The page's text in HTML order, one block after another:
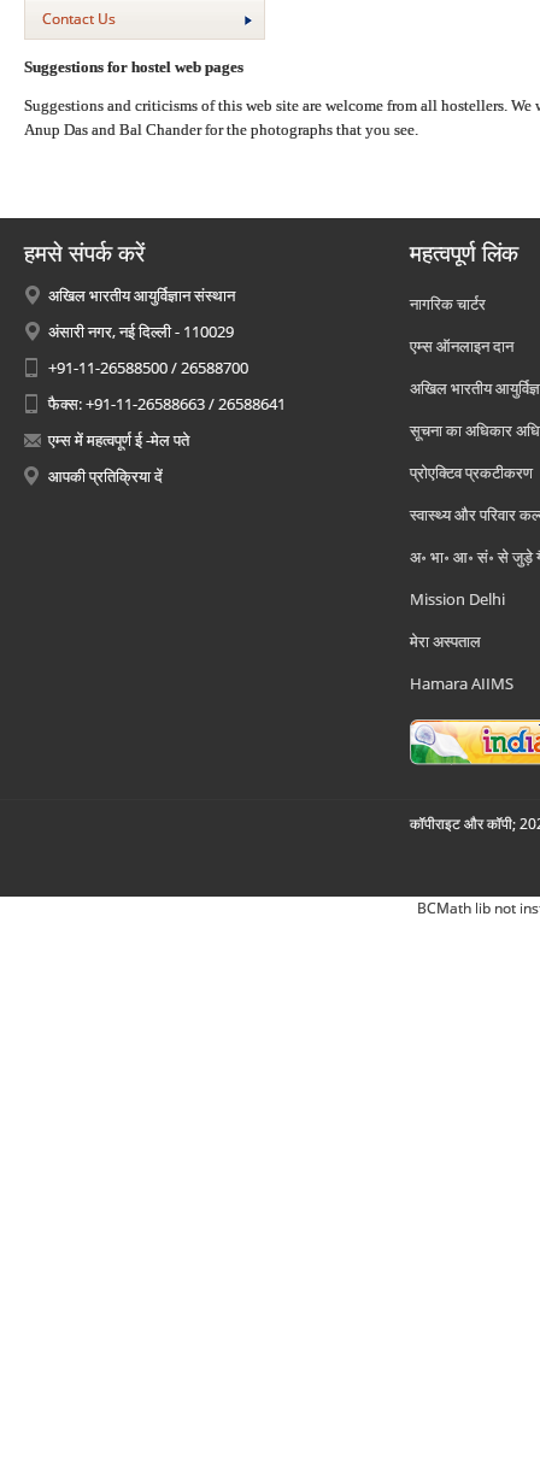
Contact Us
Suggestions for hostel web pages
Suggestions and criticisms of this web site are welcome from all hostellers.
Anup Das and Bal Chander for the photographs that you see.
हमसे संपर्क करें
अखिल भारतीय आयुर्विज्ञान संस्थान
अंसारी नगर, नई दिल्ली - 110029
+91-11-26588500 / 26588700
फैक्स: +91-11-26588663 / 26588641
एम्स में महत्वपूर्ण ई -मेल पते
आपकी प्रतिक्रिया दें
महत्वपूर्ण लिंक
नागरिक चार्टर
एम्स ऑनलाइन दान
अखिल भारतीय
सूचना का अधिकार
प्रोएक्टिव प्रकटीकरण
स्वास्थ्य और परिवार
अ॰ भा॰ आ॰ सं॰ से जुड़े
Mission Delhi
मेरा अस्पताल
Hamara AIIMS
कॉपीराइट और कॉपी;
BCMath lib not